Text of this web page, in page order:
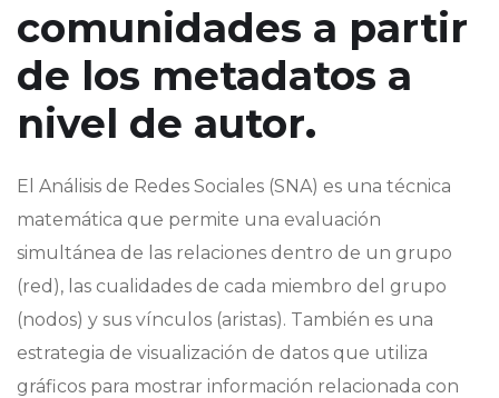
comunidades a partir
de los metadatos a
nivel de autor.
El Análisis de Redes Sociales (SNA) es una técnica
matemática que permite una evaluación
simultánea de las relaciones dentro de un grupo
(red), las cualidades de cada miembro del grupo
(nodos) y sus vínculos (aristas). También es una
estrategia de visualización de datos que utiliza
gráficos para mostrar información relacionada con